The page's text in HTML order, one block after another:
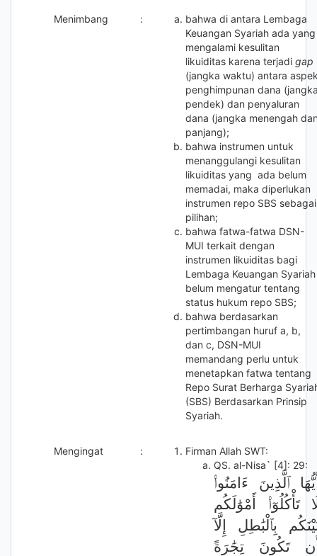
Menimbang :
bahwa di antara Lembaga
Keuangan Syariah ada yang
mengalami kesulitan
likuiditas karena terjadi gap
(jangka waktu) antara
penghimpunan dana
pendek) dan penyaluran
dana (jangka menengah
panjang);
bahwa instrumen untuk
menanggulangi kesulitan
likuiditas yang ada belum
memadai, maka diperlukan
instrumen repo SBS sebagai
pilihan;
bahwa fatwa-fatwa DSN-
MUI terkait dengan
instrumen likuiditas bagi
Lembaga Keuangan Syariah
belum mengatur tentang
status hukum repo SBS;
bahwa berdasarkan
pertimbangan huruf a, b,
dan c, DSN-MUI
memandang perlu untuk
menetapkan fatwa tentang
Repo Surat Berharga
(SBS) Berdasarkan Prinsip
Syariah.
Mengingat :
Firman Allah SWT:
QS. al-Nisa` [4]: 29:
ٱلَّذِينَ ءَامَنُوا۟
تَأْكُلُوٓا۟ أَمْوَٰلَكُم
بِٱلْبَٰطِلِ إِلَّآ
تَكُونَ تِجَٰرَةً